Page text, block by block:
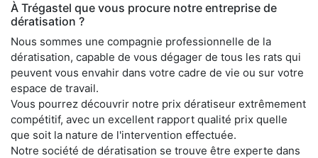
À Trégastel que vous procure notre entreprise de
dératisation ?
Nous sommes une compagnie professionnelle de la
dératisation, capable de vous dégager de tous les rats qui
peuvent vous envahir dans votre cadre de vie ou sur votre
espace de travail.
Vous pourrez découvrir notre prix dératiseur extrêmement
compétitif, avec un excellent rapport qualité prix quelle
que soit la nature de l'intervention effectuée.
Notre société de dératisation se trouve être experte dans